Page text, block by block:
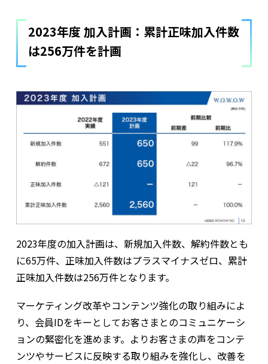
2023年度 加入計画：累計正味加入件数
は256万件を計画
2023年度の加入計画は、新規加入件数、解約件数とも
に65万件、正味加入件数はプラスマイナスゼロ、累計
正味加入件数は256万件となります。
マーケティング改革やコンテンツ強化の取り組みによ
り、会員IDをキーとしてお客さまとのコミュニケーシ
ョンの緊密化を進めます。よりお客さまの声をコンテ
ンツやサービスに反映する取り組みを強化し、改善を